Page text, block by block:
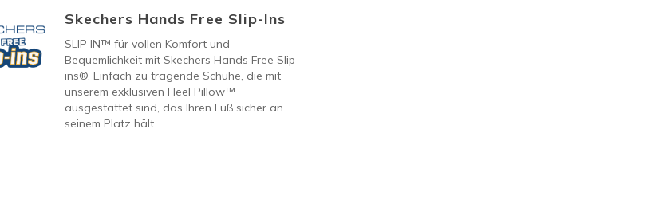
Skechers Hands Free Slip-Ins
SLIP IN™ für vollen Komfort und
Bequemlichkeit mit Skechers Hands Free Slip-
ins®. Einfach zu tragende Schuhe, die mit
unserem exklusiven Heel Pillow™
ausgestattet sind, das Ihren Fuß sicher an
seinem Platz hält.